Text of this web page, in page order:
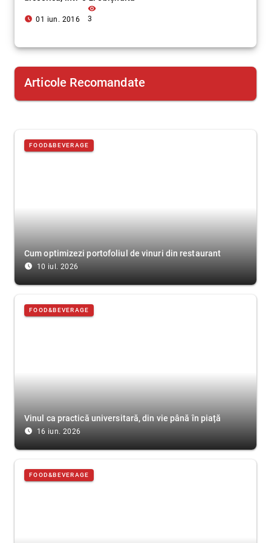
access_time_filled 01 iun. 2016
visibility
3
Articole Recomandate
FOOD&BEVERAGE
Cum optimizezi portofoliul de vinuri din restaurant
access_time_filled 10 iul. 2026
FOOD&BEVERAGE
Vinul ca practică universitară, din vie până în piață
access_time_filled 16 iun. 2026
FOOD&BEVERAGE